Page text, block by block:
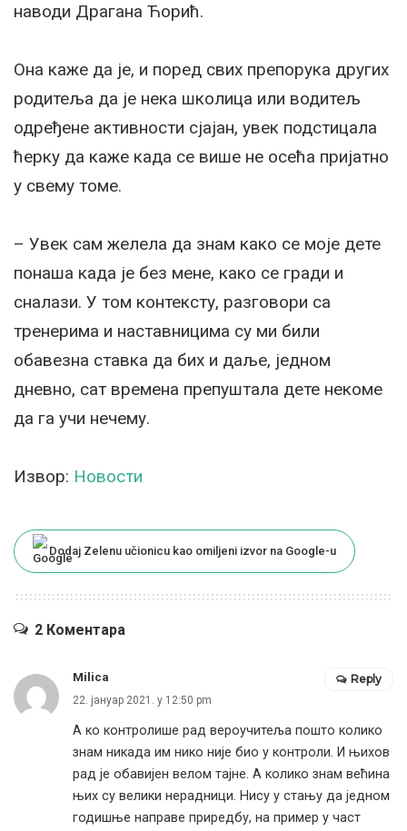
наводи Драгана Ћорић.
Она каже да је, и поред свих препорука других
родитеља да је нека школица или водитељ
одређене активности сјајан, увек подстицала
ћерку да каже када се више не осећа пријатно
у свему томе.
– Увек сам желела да знам како се моје дете
понаша када је без мене, како се гради и
сналази. У том контексту, разговори са
тренерима и наставницима су ми били
обавезна ставка да бих и даље, једном
дневно, сат времена препуштала дете некоме
да га учи нечему.
Извор: Новости
Dodaj Zelenu učionicu kao omiljeni izvor na Google-u
2 Коментара
Milica
22. јануар 2021. у 12:50 pm
А ко контролише рад вероучитеља пошто колико
знам никада им нико није био у контроли. И њихов
рад је обавијен велом тајне. А колико знам већина
њих су велики нерадници. Нису у стању да једном
годишње направе приредбу, на пример у част
Reply